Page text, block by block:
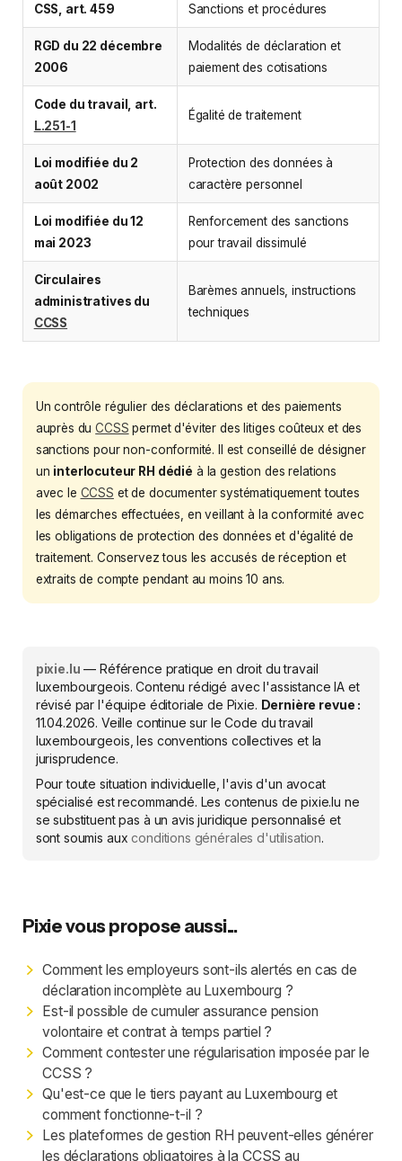
CSS, art. 459 Sanctions et procédures
RGD du 22 décembre
2006
Modalités de déclaration et
paiement des cotisations
Code du travail, art.
L.251-1
Égalité de traitement
Loi modifiée du 2
août 2002
Protection des données à
caractère personnel
Loi modifiée du 12
mai 2023
Renforcement des sanctions
pour travail dissimulé
Circulaires
administratives du
CCSS
Barèmes annuels, instructions
techniques
Un contrôle régulier des déclarations et des paiements
auprès duCCSS permet d'éviter des litiges coûteux et des
sanctions pour non-conformité. Il est conseillé de désigner
un interlocuteur RH dédié à la gestion des relations
avec le CCSS et de documenter systématiquement toutes
les démarches effectuées, en veillant à la conformité avec
les obligations de protection des données et d'égalité de
traitement. Conservez tous les accusés de réception et
extraits de compte pendant au moins 10 ans.
pixie.lu — Référence pratique en droit du travail
luxembourgeois. Contenu rédigé avec l'assistance IA et
révisé par l'équipe éditoriale de Pixie. Dernière revue :
11.04.2026. Veille continue sur le Code du travail
luxembourgeois, les conventions collectives et la
jurisprudence.
Pour toute situation individuelle, l'avis d'un avocat
spécialisé est recommandé. Les contenus de pixie.lu ne
se substituent pas à un avis juridique personnalisé et
sont soumis auxconditions générales d'utilisation.
Pixie vous propose aussi...
Comment les employeurs sont-ils alertés en cas de
déclaration incomplète au Luxembourg ?
Est-il possible de cumuler assurance pension
volontaire et contrat à temps partiel ?
Comment contester une régularisation imposée par le
CCSS ?
Qu'est-ce que le tiers payant au Luxembourg et
comment fonctionne-t-il ?
Les plateformes de gestion RH peuvent-elles générer
les déclarations obligatoires à la CCSS au